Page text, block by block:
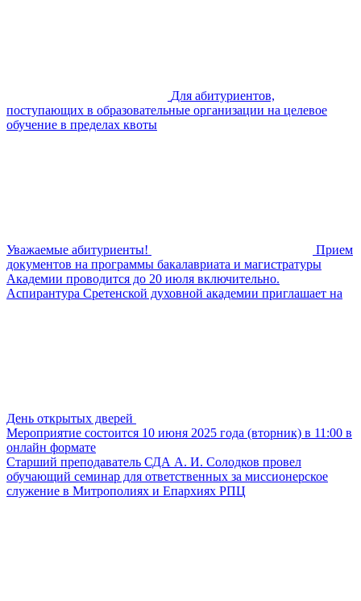
Для абитуриентов,
поступающих в образовательные организации на целевое
обучение в пределах квоты
Уважаемые абитуриенты!
Прием
документов на программы бакалавриата и магистратуры
Академии проводится до 20 июля включительно.
Аспирантура Сретенской духовной академии приглашает на
День открытых дверей
Мероприятие состоится 10 июня 2025 года (вторник) в 11:00 в
онлайн формате
Старший преподаватель СДА А. И. Солодков провел
обучающий семинар для ответственных за миссионерское
служение в Митрополиях и Епархиях РПЦ